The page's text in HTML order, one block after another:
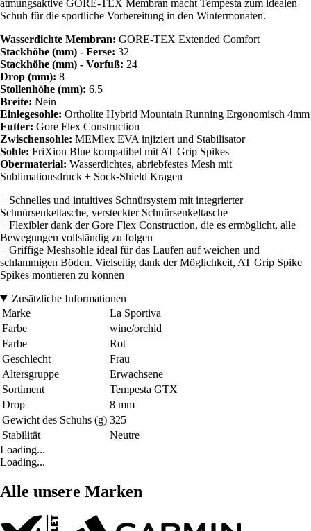
atmungsaktive GORE-TEX Membran macht Tempesta zum idealen
Schuh für die sportliche Vorbereitung in den Wintermonaten.
Wasserdichte Membran: GORE-TEX Extended Comfort
Stackhöhe (mm) - Ferse: 32
Stackhöhe (mm) - Vorfuß: 24
Drop (mm): 8
Stollenhöhe (mm): 6.5
Breite: Nein
Einlegesohle: Ortholite Hybrid Mountain Running Ergonomisch 4mm
Futter: Gore Flex Construction
Zwischensohle: MEMlex EVA injiziert und Stabilisator
Sohle: FriXion Blue kompatibel mit AT Grip Spikes
Obermaterial: Wasserdichtes, abriebfestes Mesh mit
Sublimationsdruck + Sock-Shield Kragen
+ Schnelles und intuitives Schnürsystem mit integrierter
Schnürsenkeltasche, versteckter Schnürsenkeltasche
+ Flexibler dank der Gore Flex Construction, die es ermöglicht, alle
Bewegungen vollständig zu folgen
+ Griffige Meshsohle ideal für das Laufen auf weichen und
schlammigen Böden. Vielseitig dank der Möglichkeit, AT Grip Spike
Spikes montieren zu können
Zusätzliche Informationen
Marke
La Sportiva
Farbe
wine/orchid
Farbe
Rot
Geschlecht
Frau
Altersgruppe
Erwachsene
Sortiment
Tempesta GTX
Drop
8 mm
Gewicht des Schuhs (g) 325
Stabilität
Neutre
Loading...
Loading...
Alle unsere Marken